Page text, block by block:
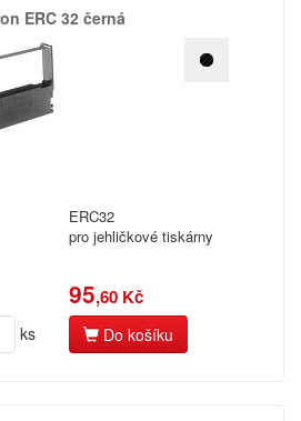
ERC 32 černá
ERC32
pro jehličkové tiskárny
95,60 Kč
ks Do košíku